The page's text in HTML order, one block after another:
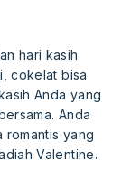
hari kasih
cokelat bisa
Anda yang
Anda
romantis yang
Valentine.